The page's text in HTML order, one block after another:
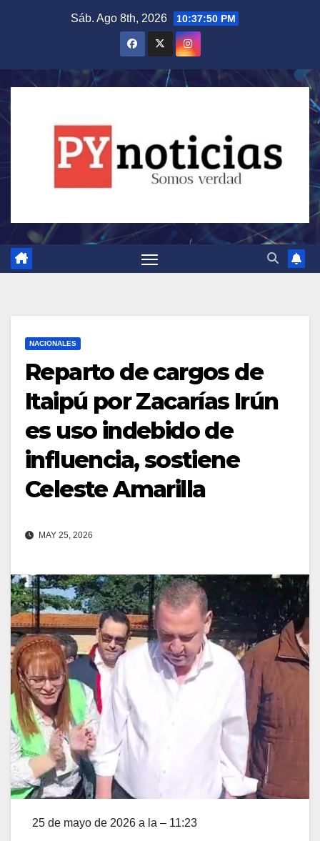
Sáb. Ago 8th, 2026 10:37:51 PM
NACIONALES
Reparto de cargos de
Itaipú por Zacarías Irún
es uso indebido de
influencia, sostiene
Celeste Amarilla
MAY 25, 2026
25 de mayo de 2026 a la – 11:23